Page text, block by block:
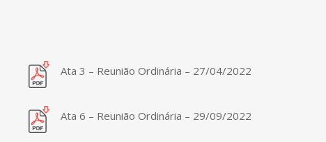
Ata 3 – Reunião Ordinária – 27/04/2022
Ata 6 – Reunião Ordinária – 29/09/2022